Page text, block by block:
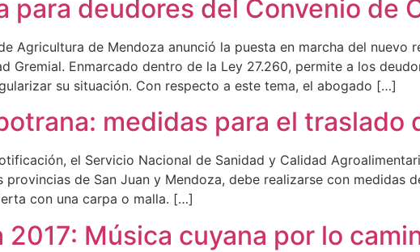
para deudores del Convenio de
Agricultura de Mendoza anunció la puesta en marcha del
Gremial. Enmarcado dentro de la Ley 27.260, permite a los
su situación. Con respecto a este tema, el abogado […]
medidas para el traslado
el Servicio Nacional de Sanidad y Calidad
provincias de San Juan y Mendoza, debe realizarse con medidas
con una carpa o malla. […]
2017: Música cuyana por lo